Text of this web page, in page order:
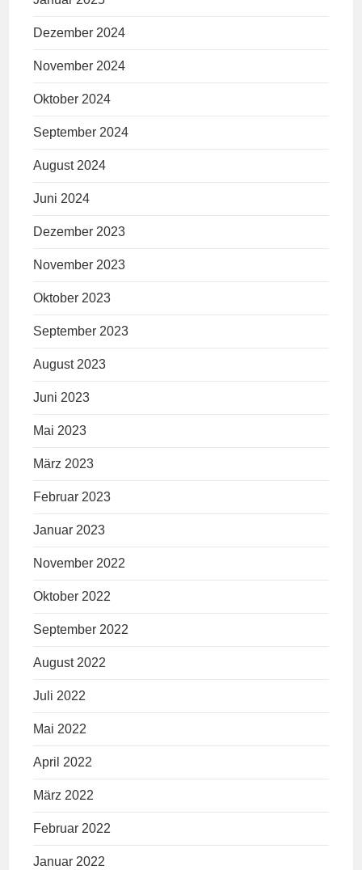
Dezember 2024
November 2024
Oktober 2024
September 2024
August 2024
Juni 2024
Dezember 2023
November 2023
Oktober 2023
September 2023
August 2023
Juni 2023
Mai 2023
März 2023
Februar 2023
Januar 2023
November 2022
Oktober 2022
September 2022
August 2022
Juli 2022
Mai 2022
April 2022
März 2022
Februar 2022
Januar 2022